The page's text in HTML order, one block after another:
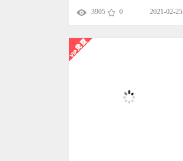
3905 0 2021-02-25